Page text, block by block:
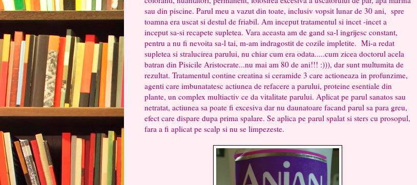
sau din piscine. Parul meu a vazut din toate, inclusiv vopsit lunar de 30 ani, spre
toamna era uscat si destul de friabil. Am inceput tratamentul si incet -incet a
inceput sa-si recapete supletea. Vara aceasta am de gand sa-l ingrijesc constant,
pentru a nu fi nevoita sa-l tai, m-am indragostit de cozile impletite. Mi-a redat
supletea si stralucirea parului, nu chiar cum era odata.....cum zicea doctorul acela
batran din Pisicile Aristocrate...nu mai am 80 de ani!!! :))), dar sunt multumita de
rezultat. Tratamentul contine creatina si ceramide 3 care actioneaza in profunzime,
agenti care imbunatatesc actiunea de refacere a parului, proteine esentiale din
plante, un complex multiactiv ce da vitalitate parului. Aplicat pe parul sanatos sau
netratat, actiunea sa poate fi excesiva dar nu daunatoare facand parul sa para greu,
efect care dispare dupa prima spalare. Se aplica pe parul spalat si sters cu prosopul,
fara a fi aplicat pe scalp si nu se limpezeste.